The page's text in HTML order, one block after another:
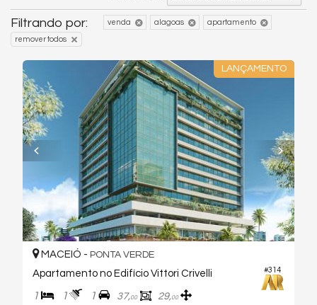
Filtrando por: venda alagoas apartamento
remover todos
LANÇAMENTO
#314
MACEIÓ - PONTA VERDE
Apartamento no Edifício Vittori Crivelli
1 1 1 37,00 29,00